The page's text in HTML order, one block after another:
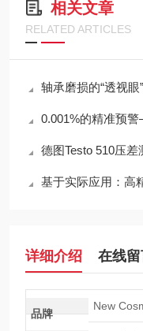
相关文章
RELATED ARTICLES
轴承磨损的“透视眼”——新
0.001%的精准预警——新宇
德图Testo 510压
基于实际应用：高精
详细介绍 在线
品牌
New